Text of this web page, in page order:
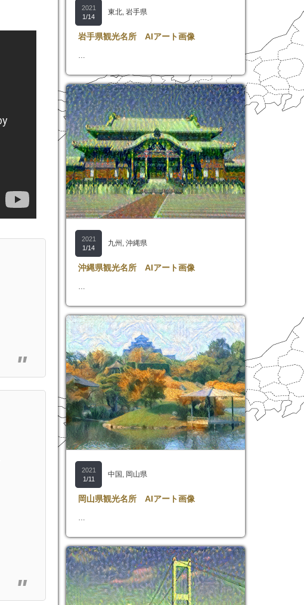
2021
1/14
東北, 岩手県
岩手県観光名所 AIアート画像
…
2021
1/14
九州 , 沖縄県
沖縄県観光名所 AIアート画像
…
2021
1/11
中国 , 岡山県
岡山県観光名所 AIアート画像
…